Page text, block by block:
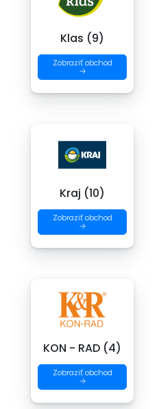
Klas (9)
Zobraziť obchod
→
Kraj (10)
Zobraziť obchod
→
KON - RAD (4)
Zobraziť obchod
→